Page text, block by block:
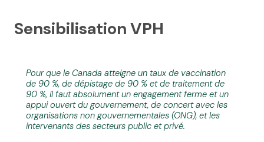
Sensibilisation VPH
Pour que le Canada atteigne un taux de vaccination
de 90 %, de dépistage de 90 % et de traitement de
90 %, il faut absolument un engagement ferme et un
appui ouvert du gouvernement, de concert avec les
organisations non gouvernementales (ONG), et les
intervenants des secteurs public et privé.